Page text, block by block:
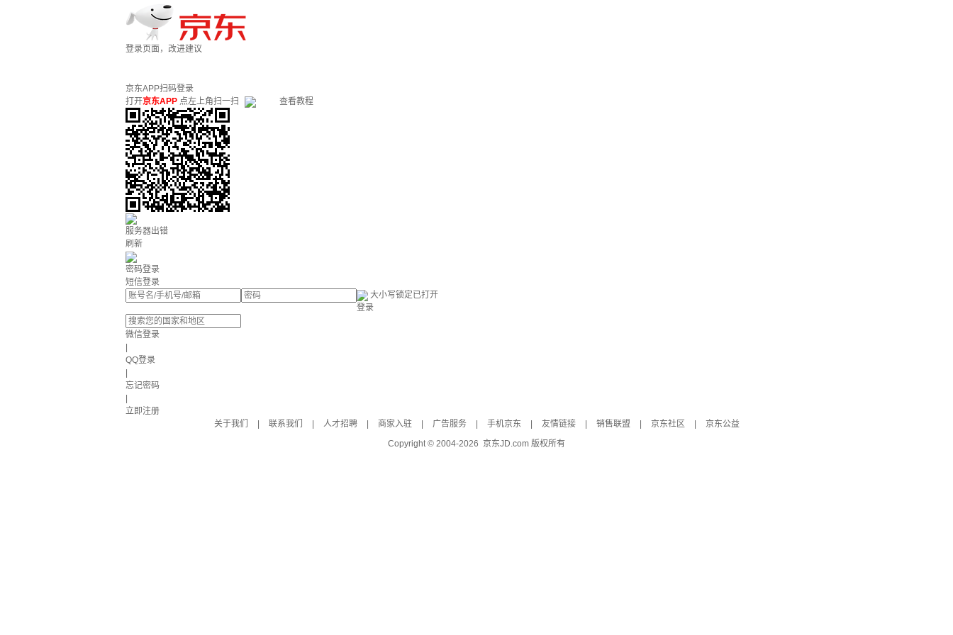
登录页面，改进建议
京东APP扫码登录
打开京东APP 点左上角扫一扫 查看教程
服务器出错
刷新
密码登录
短信登录
大小写锁定已打开
登录
微信登录
QQ登录
忘记密码
立即注册
关于我们
联系我们 人才招聘 商家入驻 广告服务 手机京东 友情链接 销售联盟 京东社区
京东公益
Copyright © 2004-2026 京东JD.com 版权所有